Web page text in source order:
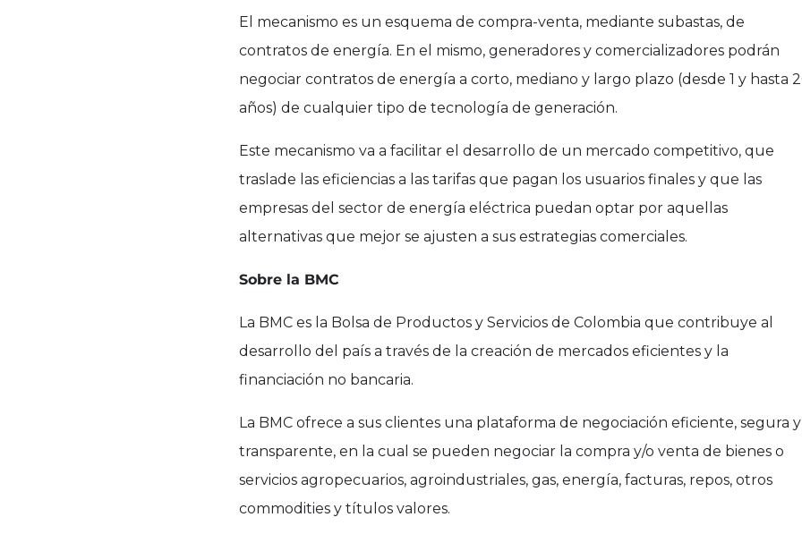
El mecanismo es un esquema de compra-venta, mediante subastas, de
contratos de energía. En el mismo, generadores y comercializadores podrán
negociar contratos de energía a corto, mediano y largo plazo (desde 1 y hasta
años) de cualquier tipo de tecnología de generación.
Este mecanismo va a facilitar el desarrollo de un mercado competitivo, que
traslade las eficiencias a las tarifas que pagan los usuarios finales y que las
empresas del sector de energía eléctrica puedan optar por aquellas
alternativas que mejor se ajusten a sus estrategias comerciales.
Sobre la BMC
La BMC es la Bolsa de Productos y Servicios de Colombia que contribuye al
desarrollo del país a través de la creación de mercados eficientes y la
financiación no bancaria.
La BMC ofrece a sus clientes una plataforma de negociación eficiente, segura y
transparente, en la cual se pueden negociar la compra y/o venta de bienes o
servicios agropecuarios, agroindustriales, gas, energía, facturas, repos, otros
commodities y títulos valores.